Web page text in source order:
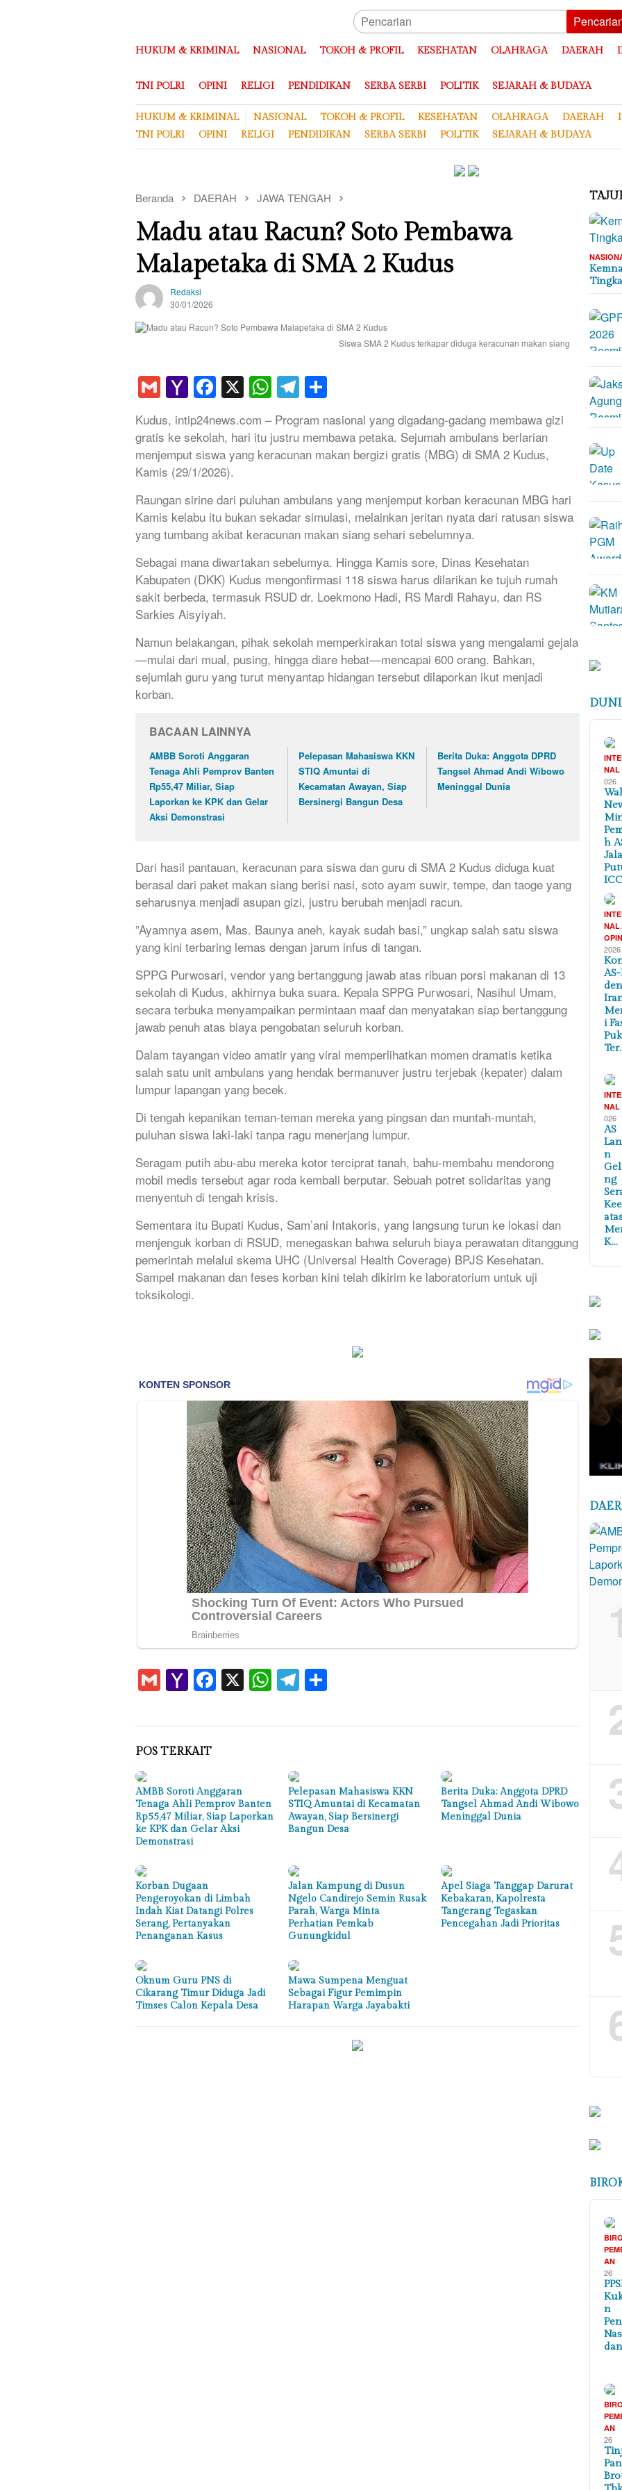
HUKUM & KRIMINAL NASIONAL TOKOH & PROFIL KESEHATAN OLAHRAGA DAERAH
TNI POLRI OPINI RELIGI PENDIDIKAN SERBA SERBI POLITIK SEJARAH & BUDAYA
HUKUM & KRIMINAL NASIONAL TOKOH & PROFIL KESEHATAN OLAHRAGA DAERAH
TNI POLRI
OPINI RELIGI PENDIDIKAN SERBA SERBI POLITIK SEJARAH & BUDAYA
Beranda DAERAH JAWA TENGAH
Madu atau Racun? Soto Pembawa
Malapetaka di SMA 2 Kudus
Redaksi
30/01/2026
Siswa SMA 2 Kudus terkapar diduga keracunan makan siang
GmailYahoo
Mail
Facebook
X WhatsApp
Telegram
Kudus, intip24news.com – Program nasional yang digadang-gadang membawa gizi
gratis ke sekolah, hari itu justru membawa petaka. Sejumah ambulans berlarian
menjemput siswa yang keracunan makan bergizi gratis (MBG) di SMA 2 Kudus,
Kamis (29/1/2026).
Raungan sirine dari puluhan ambulans yang menjemput korban keracunan MBG hari
Kamis kelabu itu bukan sekadar simulasi, melainkan jeritan nyata dari ratusan siswa
yang tumbang akibat keracunan makan siang sehari sebelumnya.
​Sebagai mana diwartakan sebelumya. Hingga Kamis sore, Dinas Kesehatan
Kabupaten (DKK) Kudus mengonfirmasi 118 siswa harus dilarikan ke tujuh rumah
sakit berbeda, termasuk RSUD dr. Loekmono Hadi, RS Mardi Rahayu, dan RS
Sarkies Aisyiyah.
​Namun belakangan, pihak sekolah memperkirakan total siswa yang mengalami gejala
—mulai dari mual, pusing, hingga diare hebat—mencapai 600 orang. Bahkan,
sejumlah guru yang turut menyantap hidangan tersebut dilaporkan ikut menjadi
korban.
BACAAN LAINNYA
AMBB Soroti Anggaran
Tenaga Ahli Pemprov Banten
Rp55,47 Miliar, Siap
Laporkan ke KPK dan Gelar
Aksi Demonstrasi
Pelepasan Mahasiswa KKN
STIQ Amuntai di
Kecamatan Awayan, Siap
Bersinergi Bangun Desa
Berita Duka: Anggota DPRD
Tangsel Ahmad Andi Wibowo
Meninggal Dunia
​Dari hasil pantauan, keracunan para siswa dan guru di SMA 2 Kudus diduga kuat
berasal dari paket makan siang berisi nasi, soto ayam suwir, tempe, dan taoge yang
seharusnya menjadi asupan gizi, justru berubah menjadi racun.
​”Ayamnya asem, Mas. Baunya aneh, kayak sudah basi,” ungkap salah satu siswa
yang kini terbaring lemas dengan jarum infus di tangan.
​SPPG Purwosari, vendor yang bertanggung jawab atas ribuan porsi makanan di 13
sekolah di Kudus, akhirnya buka suara. Kepala SPPG Purwosari, Nasihul Umam,
secara terbuka menyampaikan permintaan maaf dan menyatakan siap bertanggung
jawab penuh atas biaya pengobatan seluruh korban.
Dalam tayangan video amatir yang viral memperlihatkan momen dramatis ketika
salah satu unit ambulans yang hendak bermanuver justru terjebak (kepater) dalam
lumpur lapangan yang becek.
​Di tengah kepanikan teman-teman mereka yang pingsan dan muntah-muntah,
puluhan siswa laki-laki tanpa ragu menerjang lumpur.
Seragam putih abu-abu mereka kotor terciprat tanah, bahu-membahu mendorong
mobil medis tersebut agar roda kembali berputar. Sebuah potret solidaritas yang
menyentuh di tengah krisis.
​Sementara itu Bupati Kudus, Sam’ani Intakoris, yang langsung turun ke lokasi dan
menjenguk korban di RSUD, menegaskan bahwa seluruh biaya perawatan ditanggung
pemerintah melalui skema UHC (Universal Health Coverage) BPJS Kesehatan.
Sampel makanan dan feses korban kini telah dikirim ke laboratorium untuk uji
toksikologi.
GmailYahoo
Mail
Facebook
X WhatsApp
Telegram
POS TERKAIT
AMBB Soroti Anggaran
Tenaga Ahli Pemprov Banten
Rp55,47 Miliar, Siap Laporkan
ke KPK dan Gelar Aksi
Demonstrasi
Pelepasan Mahasiswa KKN
STIQ Amuntai di Kecamatan
Awayan, Siap Bersinergi
Bangun Desa
Berita Duka: Anggota DPRD
Tangsel Ahmad Andi Wibowo
Meninggal Dunia
Korban Dugaan
Pengeroyokan di Limbah
Indah Kiat Datangi Polres
Serang, Pertanyakan
Penanganan Kasus
Jalan Kampung di Dusun
Ngelo Candirejo Semin Rusak
Parah, Warga Minta
Perhatian Pemkab
Gunungkidul
Apel Siaga Tanggap Darurat
Kebakaran, Kapolresta
Tangerang Tegaskan
Pencegahan Jadi Prioritas
Oknum Guru PNS di
Cikarang Timur Diduga Jadi
Timses Calon Kepala Desa
Mawa Sumpena Menguat
Sebagai Figur Pemimpin
Harapan Warga Jayabakti
NAL
026
h
NAL
2026
i
NAL
026
AS
n
ng
K…
AN
26
n
AN
26
Pan